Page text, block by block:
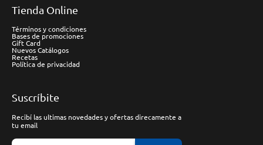
Tienda Online
Términos y condiciones
Bases de promociones
Gift Card
Nuevos Catálogos
Recetas
Política de privacidad
Suscríbite
Recibí las ultimas novedades y ofertas direcamente a
tu email